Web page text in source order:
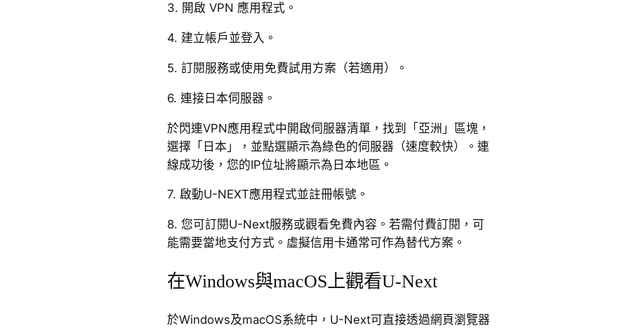
3. 開啟 VPN 應用程式。
4. 建立帳戶並登入。
5. 訂閱服務或使用免費試用方案（若適用）。
6. 連接日本伺服器。
於閃連VPN應用程式中開啟伺服器清單，找到「亞洲」區塊，
選擇「日本」，並點選顯示為綠色的伺服器（速度較快）。連
線成功後，您的IP位址將顯示為日本地區。
7. 啟動U-NEXT應用程式並註冊帳號。
8. 您可訂閱U-Next服務或觀看免費內容。若需付費訂閱，可
能需要當地支付方式。虛擬信用卡通常可作為替代方案。
在Windows與macOS上觀看U-Next
於Windows及macOS系統中，U-Next可直接透過網頁瀏覽器